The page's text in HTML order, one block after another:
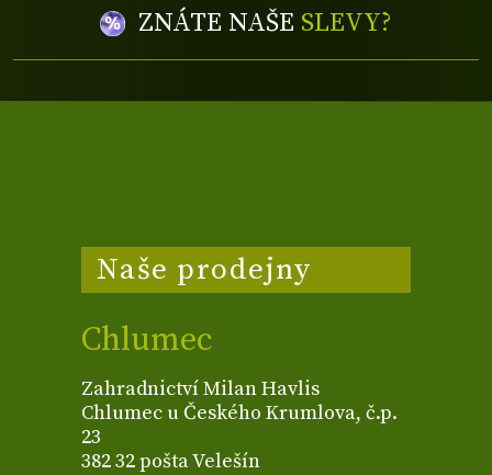
ZNÁTE NAŠE SLEVY?
Naše prodejny
Chlumec
Zahradnictví Milan Havlis
Chlumec u Českého Krumlova, č.p.
23
382 32 pošta Velešín